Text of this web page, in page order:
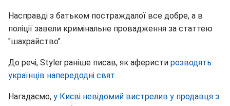
Насправді з батьком постраждалої все добре, а в
поліції завели кримінальне провадження за статтею
"шахрайство".
До речі, Styler раніше писав, як аферисти розводять
українців напередодні свят.
Нагадаємо, у Києві невідомий вистрелив у продавця з